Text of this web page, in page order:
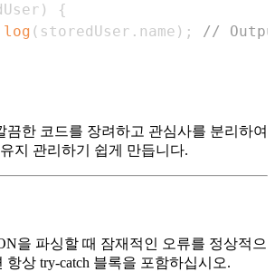
)
{
log ( storedUser . name ) ;
//
끔한 코드를 장려하고 관심사를 분리하여
지 관리하기 쉽게 만듭니다.
을 파싱할 때 잠재적인 오류를 정상적으
항상 try-catch 블록을 포함하십시오.